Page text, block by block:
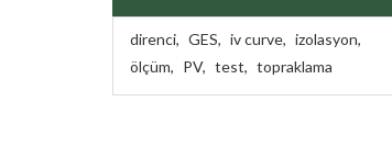
direnci, GES, iv curve, izolasyon,
ölçüm, PV, test, topraklama